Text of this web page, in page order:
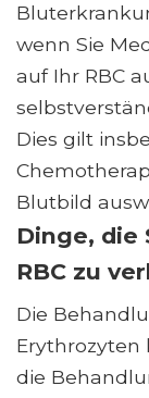
wenn Sie
auf Ihr RBC
Dies gilt
Blutbild
Dinge, die
RBC zu
Die
Erythrozyten
die